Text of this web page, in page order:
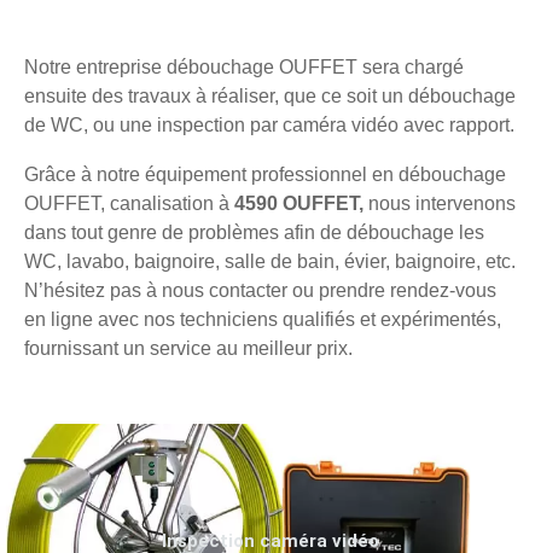
Notre entreprise débouchage OUFFET sera chargé
ensuite des travaux à réaliser, que ce soit un débouchage
de WC, ou une inspection par caméra vidéo avec rapport.
Grâce à notre équipement professionnel en débouchage
OUFFET, canalisation à 4590 OUFFET, nous intervenons
dans tout genre de problèmes afin de débouchage les
WC, lavabo, baignoire, salle de bain, évier, baignoire, etc.
N’hésitez pas à nous contacter ou prendre rendez-vous
en ligne avec nos techniciens qualifiés et expérimentés,
fournissant un service au meilleur prix.
Inspection caméra vidéo